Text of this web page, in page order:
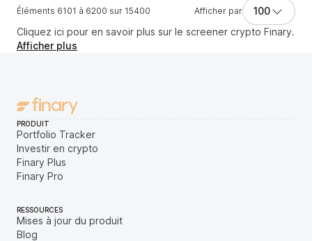
Éléments 6101 à 6200 sur 15400 Afficher par
100
Cliquez ici pour en savoir plus sur le screener crypto Finary.
Afficher plus
PRODUIT
Portfolio Tracker
Investir en crypto
Finary Plus
Finary Pro
RESSOURCES
Mises à jour du produit
Blog